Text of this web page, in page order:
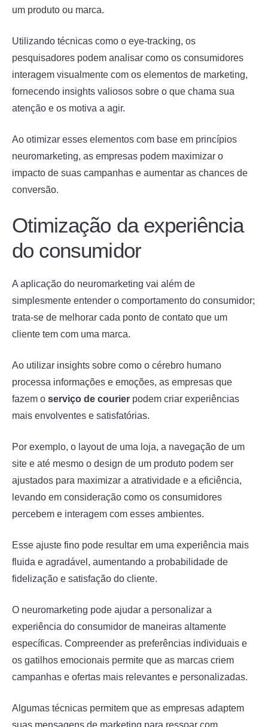
um produto ou marca.
Utilizando técnicas como o eye-tracking, os
pesquisadores podem analisar como os consumidores
interagem visualmente com os elementos de marketing,
fornecendo insights valiosos sobre o que chama sua
atenção e os motiva a agir.
Ao otimizar esses elementos com base em princípios
neuromarketing, as empresas podem maximizar o
impacto de suas campanhas e aumentar as chances de
conversão.
Otimização da experiência
do consumidor
A aplicação do neuromarketing vai além de
simplesmente entender o comportamento do consumidor;
trata-se de melhorar cada ponto de contato que um
cliente tem com uma marca.
Ao utilizar insights sobre como o cérebro humano
processa informações e emoções, as empresas que
fazem o serviço de courier podem criar experiências
mais envolventes e satisfatórias.
Por exemplo, o layout de uma loja, a navegação de um
site e até mesmo o design de um produto podem ser
ajustados para maximizar a atratividade e a eficiência,
levando em consideração como os consumidores
percebem e interagem com esses ambientes.
Esse ajuste fino pode resultar em uma experiência mais
fluida e agradável, aumentando a probabilidade de
fidelização e satisfação do cliente.
O neuromarketing pode ajudar a personalizar a
experiência do consumidor de maneiras altamente
específicas. Compreender as preferências individuais e
os gatilhos emocionais permite que as marcas criem
campanhas e ofertas mais relevantes e personalizadas.
Algumas técnicas permitem que as empresas adaptem
suas mensagens de marketing para ressoar com